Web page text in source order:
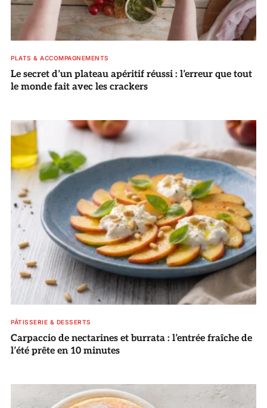
PLATS & ACCOMPAGNEMENTS
Le secret d’un plateau apéritif réussi : l’erreur que tout
le monde fait avec les crackers
PÂTISSERIE & DESSERTS
Carpaccio de nectarines et burrata : l’entrée fraîche de
l’été prête en 10 minutes